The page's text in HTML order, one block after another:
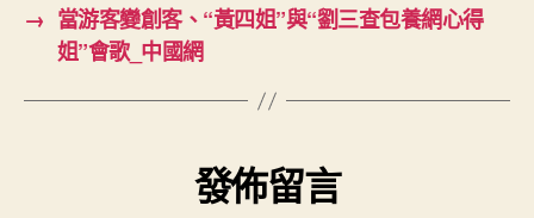
→ 當游客變創客、“黃四姐”與“劉三查包養網心得
姐”會歌_中國網
發佈留言